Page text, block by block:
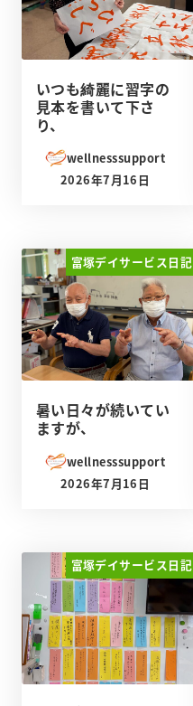
いつも綺麗に習字の
見本を書いて下さ
り、
wellnesssupport
投稿日
2026年7月16日
富塚デイサービス日記
暑い日々が続いてい
ますが、
wellnesssupport
投稿日
2026年7月16日
富塚デイサービス日記